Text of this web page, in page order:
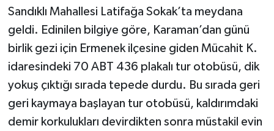
Sandıklı Mahallesi Latifağa Sokak’ta meydana
geldi. Edinilen bilgiye göre, Karaman’dan günü
birlik gezi için Ermenek ilçesine giden Mücahit K.
idaresindeki 70 ABT 436 plakalı tur otobüsü, dik
yokuş çıktığı sırada tepede durdu. Bu sırada geri
geri kaymaya başlayan tur otobüsü, kaldırımdaki
demir korkulukları devirdikten sonra müstakil evin